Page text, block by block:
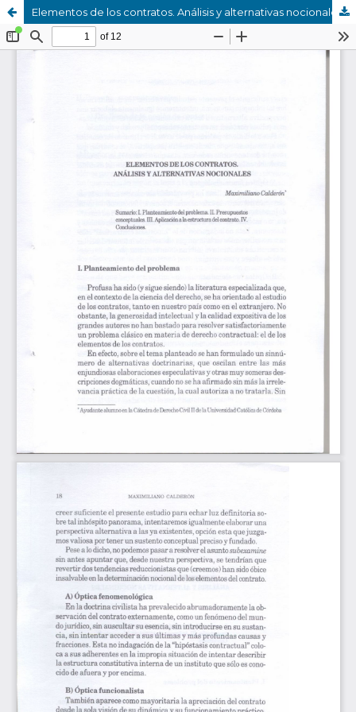
Elementos de los contratos. Análisis y alternativas nocionales